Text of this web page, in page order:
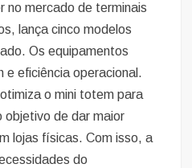
no mercado de terminais
lança cinco modelos
Os equipamentos
e eficiência operacional.
o mini totem para
objetivo de dar maior
lojas físicas. Com isso, a
do